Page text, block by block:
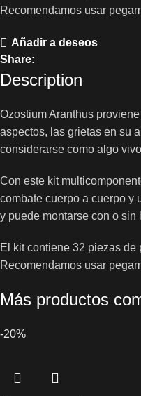
Recomendamos usar
Añadir a deseos
Share:
Description
Ozostium Aranthus
aspectos, las grietas en su
considerarse como algo
Con este kit
combate cuerpo a cuerpo y
y puede montarse con o
El kit contiene 32 piezas
Recomendamos usar
Más productos
-20%